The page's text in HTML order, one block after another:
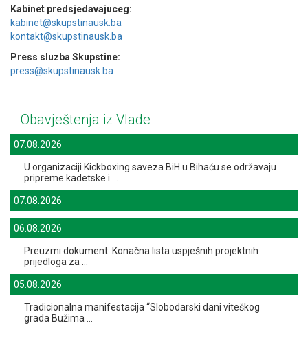
Kabinet predsjedavajuceg:
kabinet@skupstinausk.ba
kontakt@skupstinausk.ba
Press sluzba Skupstine:
press@skupstinausk.ba
Obavještenja iz Vlade
07.08.2026
U organizaciji Kickboxing saveza BiH u Bihaću se održavaju
pripreme kadetske i ...
07.08.2026
06.08.2026
Preuzmi dokument: Konačna lista uspješnih projektnih
prijedloga za ...
05.08.2026
Tradicionalna manifestacija “Slobodarski dani viteškog
grada Bužima ...